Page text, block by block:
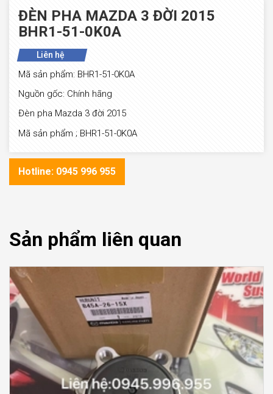
ĐÈN PHA MAZDA 3 ĐỜI 2015
BHR1-51-0K0A
Liên hệ
Mã sản phẩm: BHR1-51-0K0A
Nguồn gốc: Chính hãng
Đèn pha Mazda 3 đời 2015
Mã sản phẩm ; BHR1-51-0K0A
Hotline: 0945 996 955
Sản phẩm liên quan